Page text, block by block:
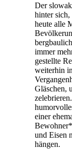
Der
hinter
heute alle
immer
gestellte
weiterhin
Gläschen,
einer
und Eisen
hängen.